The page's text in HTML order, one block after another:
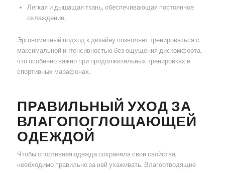
Легкая и дышащая ткань, обеспечивающая постоянное
охлаждение.
Эргономичный подход к дизайну позволяет тренироваться с
максимальной интенсивностью без ощущения дискомфорта,
что особенно важно при продолжительных тренировках и
спортивных марафонах.
ПРАВИЛЬНЫЙ УХОД ЗА
ВЛАГОПОГЛОЩАЮЩЕЙ
ОДЕЖДОЙ
Чтобы спортивная одежда сохраняла свои свойства,
необходимо правильно за ней ухаживать. Влагоотводящие